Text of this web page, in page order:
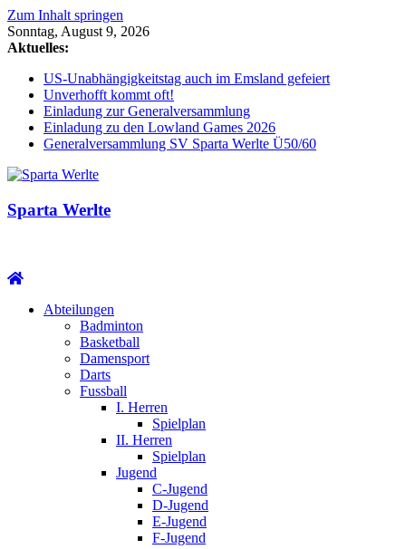
Zum Inhalt springen
Sonntag, August 9, 2026
Aktuelles:
US-Unabhängigkeitstag auch im Emsland gefeiert
Unverhofft kommt oft!
Einladung zur Generalversammlung
Einladung zu den Lowland Games 2026
Generalversammlung SV Sparta Werlte Ü50/60
Sparta Werlte
Abteilungen
Badminton
Basketball
Damensport
Darts
Fussball
I. Herren
Spielplan
II. Herren
Spielplan
Jugend
C-Jugend
D-Jugend
E-Jugend
F-Jugend